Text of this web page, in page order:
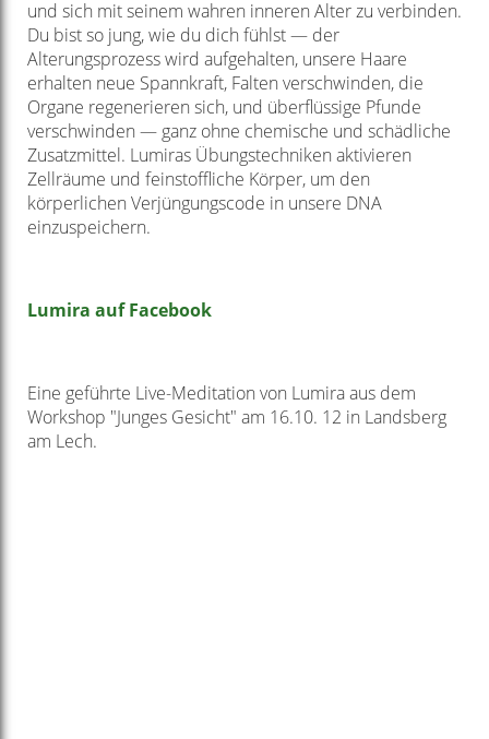
und sich mit seinem wahren inneren Alter zu verbinden.
Du bist so jung, wie du dich fühlst — der
Alterungsprozess wird aufgehalten, unsere Haare
erhalten neue Spannkraft, Falten verschwinden, die
Organe regenerieren sich, und überflüssige Pfunde
verschwinden — ganz ohne chemische und schädliche
Zusatzmittel. Lumiras Übungstechniken aktivieren
Zellräume und feinstoffliche Körper, um den
körperlichen Verjüngungscode in unsere DNA
einzuspeichern.
Lumira auf Facebook
Eine geführte Live-Meditation von Lumira aus dem
Workshop "Junges Gesicht" am 16.10. 12 in Landsberg
am Lech.